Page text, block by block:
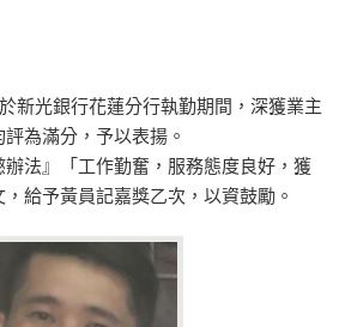
新光銀行花蓮分行執勤期間，深獲業主
為滿分，予以表揚。
法』「工作勤奮，服務態度良好，獲
給予黃員記嘉獎乙次，以資鼓勵。